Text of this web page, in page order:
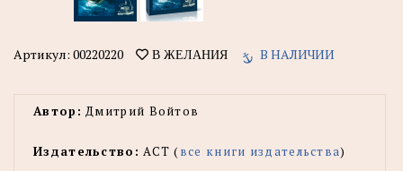
Артикул: 00220220 В ЖЕЛАНИЯ В НАЛИЧИИ
Автор: Дмитрий Войтов
Издательство: АСТ (все книги издательства)